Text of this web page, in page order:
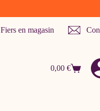
Fiers en magasin
Panier
0,00 €